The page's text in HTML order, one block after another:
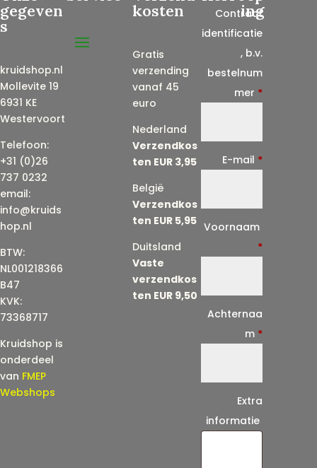
gegeven
s
kruidshop.nl
Mollevite 19
6931 KE
Westervoort
Telefoon:
+31 (0)26
737 0232
email:
info@kruids
hop.nl
BTW:
NL001218366
B47
KVK:
73368717
Kruidshop is
onderdeel
van FMEP
Webshops
kosten
Gratis
verzending
vanaf 45
euro
Nederland
Verzendkos
ten EUR 3,95
België
Verzendkos
ten EUR 5,95
Duitsland
Vaste
verzendkos
ten EUR 9,50
ing
Contract
identificatie
, b.v.
bestelnum
mer *
E-mail *
Voornaam
*
Achternaa
m *
Extra
informatie